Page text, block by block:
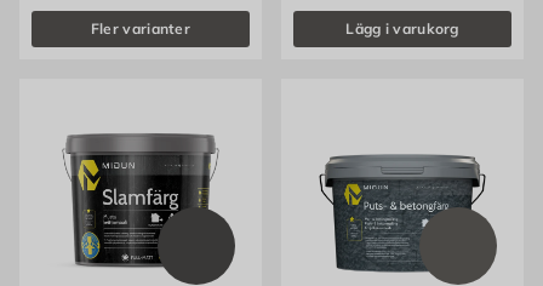
Fler varianter Lägg i varukorg